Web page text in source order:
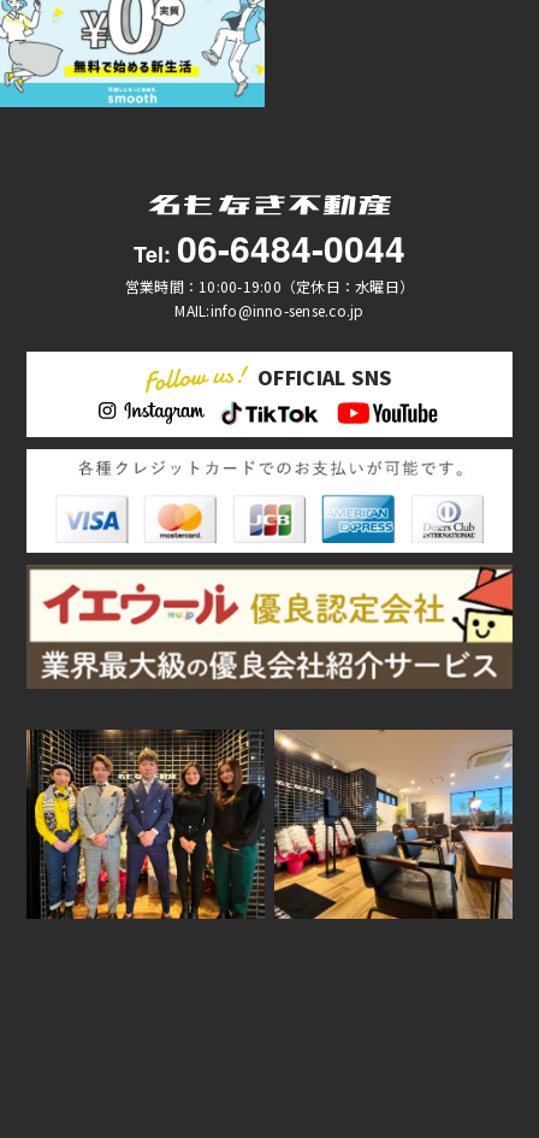
Tel: 06-6484-0044
営業時間：10:00-19:00（定休日：水曜日）
MAIL:info@inno-sense.co.jp
OFFICIAL SNS